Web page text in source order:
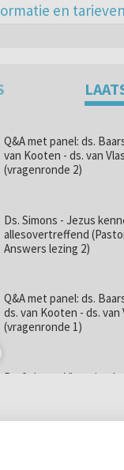
en tarieven
Q&A met panel: ds.
van Kooten - ds. van
(vragenronde 2)
Ds. Simons - Jezus
allesovertreffend
Answers lezing 2)
Q&A met panel: ds.
ds. van Kooten - ds. van
(vragenronde 1)
Prof. dr. van Vlastuin - Is